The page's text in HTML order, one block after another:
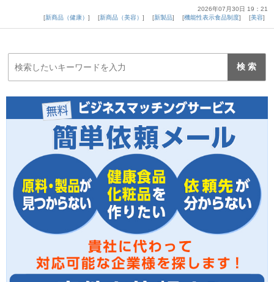
2026年07月30日 19：21
新商品（健康）
新商品（美容） 新製品 機能性表示食品制度 美容